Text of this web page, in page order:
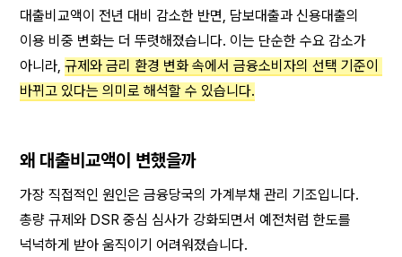
대출비교액이 전년 대비 감소한 반면, 담보대출과 신용대출의
이용 비중 변화는 더 뚜렷해졌습니다. 이는 단순한 수요 감소가
아니라, 규제와 금리 환경 변화 속에서 금융소비자의 선택 기준이
바뀌고 있다는 의미로 해석할 수 있습니다.
왜 대출비교액이 변했을까
가장 직접적인 원인은 금융당국의 가계부채 관리 기조입니다.
총량 규제와 DSR 중심 심사가 강화되면서 예전처럼 한도를
넉넉하게 받아 움직이기 어려워졌습니다.